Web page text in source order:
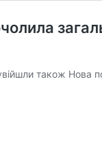
також Нова